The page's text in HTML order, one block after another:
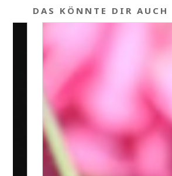
DAS KÖNNTE DIR AUCH